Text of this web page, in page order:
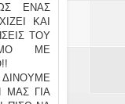
ΕΝΑΣ
ΚΑΙ
ΤΟΥ
ΜΕ
ΓΙΑ